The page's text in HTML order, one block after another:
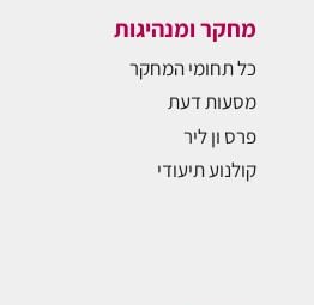
מחקר ומנהיגות
כל תחומי המחקר
מסעות דעת
פרס ון ליר
קולנוע תיעודי